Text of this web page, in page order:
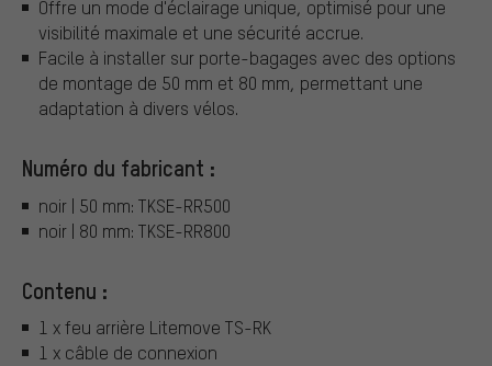
Offre un mode d'éclairage unique, optimisé pour une
visibilité maximale et une sécurité accrue.
Facile à installer sur porte-bagages avec des options
de montage de 50 mm et 80 mm, permettant une
adaptation à divers vélos.
Numéro du fabricant :
noir | 50 mm: TKSE-RR500
noir | 80 mm: TKSE-RR800
Contenu :
1 x feu arrière Litemove TS-RK
1 x câble de connexion